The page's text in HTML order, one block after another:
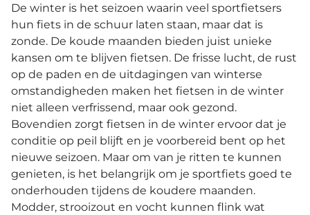
De winter is het seizoen waarin veel sportfietsers
hun fiets in de schuur laten staan, maar dat is
zonde. De koude maanden bieden juist unieke
kansen om te blijven fietsen. De frisse lucht, de rust
op de paden en de uitdagingen van winterse
omstandigheden maken het fietsen in de winter
niet alleen verfrissend, maar ook gezond.
Bovendien zorgt fietsen in de winter ervoor dat je
conditie op peil blijft en je voorbereid bent op het
nieuwe seizoen. Maar om van je ritten te kunnen
genieten, is het belangrijk om je sportfiets goed te
onderhouden tijdens de koudere maanden.
Modder, strooizout en vocht kunnen flink wat